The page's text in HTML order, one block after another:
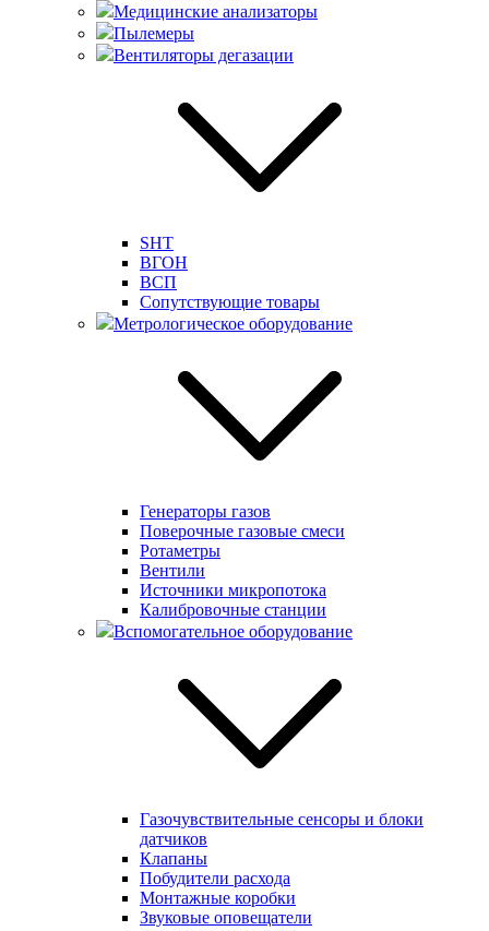
Медицинские анализаторы
Пылемеры
Вентиляторы дегазации
SHT
ВГОН
ВСП
Сопутствующие товары
Метрологическое оборудование
Генераторы газов
Поверочные газовые смеси
Ротаметры
Вентили
Источники микропотока
Калибровочные станции
Вспомогательное оборудование
Газочувствительные сенсоры и блоки
датчиков
Клапаны
Побудители расхода
Монтажные коробки
Звуковые оповещатели